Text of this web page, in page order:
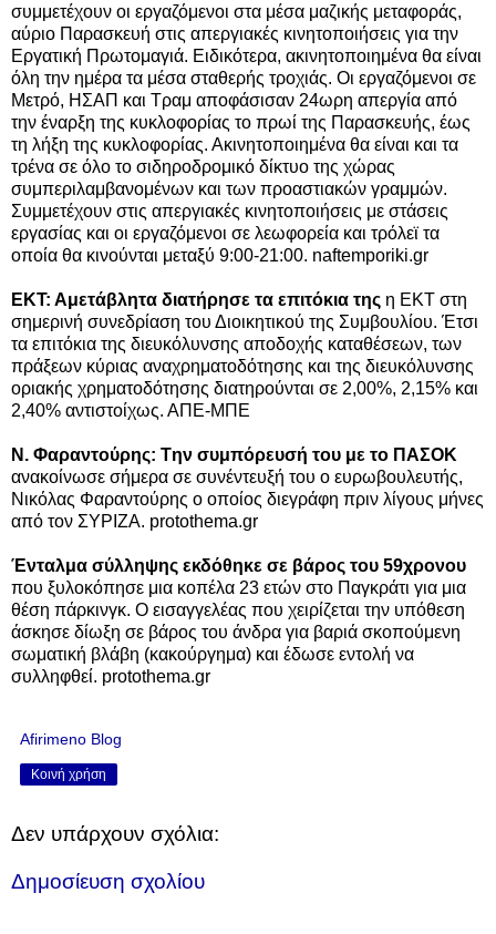
συμμετέχουν οι εργαζόμενοι στα μέσα μαζικής μεταφοράς,
αύριο Παρασκευή στις απεργιακές κινητοποιήσεις για την
Εργατική Πρωτομαγιά. Ειδικότερα, ακινητοποιημένα θα είναι
όλη την ημέρα τα μέσα σταθερής τροχιάς. Οι εργαζόμενοι σε
Μετρό, ΗΣΑΠ και Τραμ αποφάσισαν 24ωρη απεργία από
την έναρξη της κυκλοφορίας το πρωί της Παρασκευής, έως
τη λήξη της κυκλοφορίας. Ακινητοποιημένα θα είναι και τα
τρένα σε όλο το σιδηροδρομικό δίκτυο της χώρας
συμπεριλαμβανομένων και των προαστιακών γραμμών.
Συμμετέχουν στις απεργιακές κινητοποιήσεις με στάσεις
εργασίας και οι εργαζόμενοι σε λεωφορεία και τρόλεϊ τα
οποία θα κινούνται μεταξύ 9:00-21:00. naftemporiki.gr
ΕΚΤ: Αμετάβλητα διατήρησε τα επιτόκια της η ΕΚΤ στη
σημερινή συνεδρίαση του Διοικητικού της Συμβουλίου. Έτσι
τα επιτόκια της διευκόλυνσης αποδοχής καταθέσεων, των
πράξεων κύριας αναχρηματοδότησης και της διευκόλυνσης
οριακής χρηματοδότησης διατηρούνται σε 2,00%, 2,15% και
2,40% αντιστοίχως. ΑΠΕ-ΜΠΕ
Ν. Φαραντούρης: Tην συμπόρευσή του με το ΠΑΣΟΚ
ανακοίνωσε σήμερα σε συνέντευξή του ο ευρωβουλευτής,
Νικόλας Φαραντούρης o οποίος διεγράφη πριν λίγους μήνες
από τον ΣΥΡΙΖΑ. protothema.gr
Ένταλμα σύλληψης εκδόθηκε σε βάρος του 59χρονου
που ξυλοκόπησε μια κοπέλα 23 ετών στο Παγκράτι για μια
θέση πάρκινγκ. Ο εισαγγελέας που χειρίζεται την υπόθεση
άσκησε δίωξη σε βάρος του άνδρα για βαριά σκοπούμενη
σωματική βλάβη (κακούργημα) και έδωσε εντολή να
συλληφθεί. protothema.gr
Afirimeno Blog
Κοινή χρήση
Δεν υπάρχουν σχόλια:
Δημοσίευση σχολίου